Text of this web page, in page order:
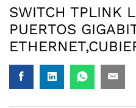
SWITCH TPLINK
PUERTOS